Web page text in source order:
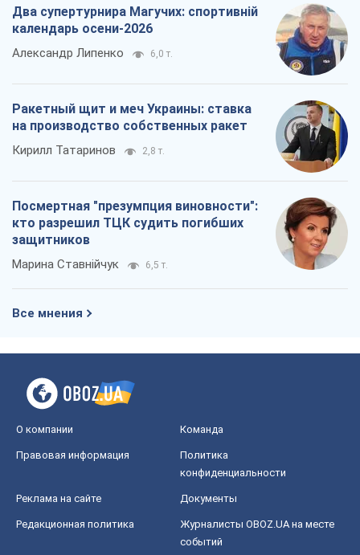
Два супертурнира Магучих: спортивній
календарь осени-2026
Александр Липенко 6,0 т.
Ракетный щит и меч Украины: ставка
на производство собственных ракет
Кирилл Татаринов 2,8 т.
Посмертная "презумпция виновности":
кто разрешил ТЦК судить погибших
защитников
Марина Ставнійчук 6,5 т.
Все мнения
О компании Команда
Правовая информация
Политика
конфиденциальности
Реклама на сайте Документы
Редакционная политика
Журналисты OBOZ.UA на месте
событий